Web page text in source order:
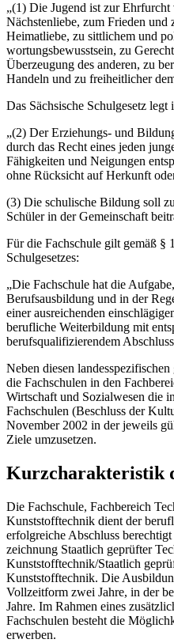
„(1) Die Jugend ist zur
Nächstenliebe, zum Frieden
Heimatliebe, zu sittlichem und
wortungsbewusstsein, zu
Überzeugung des anderen, zu
Handeln und zu freiheitlicher
Das Sächsische Schulgesetz legt
„(2) Der Erziehungs- und
durch das Recht eines jeden
Fähigkeiten und Neigungen
ohne Rücksicht auf Herkunft
(3) Die schulische Bildung soll
Schüler in der Gemeinschaft
Für die Fachschule gilt gemäß §
Schulgesetzes:
„Die Fachschule hat die
Berufsausbildung und in der
einer ausreichenden
berufliche Weiterbildung mit
berufsqualifizierendem
Neben diesen
die Fachschulen in den
Wirtschaft und Sozialwesen die
Fachschulen (Beschluss der
November 2002 in der jeweils
Ziele umzuset­zen.
Kurzcharakteristik
Die Fachschule, Fachbereich
Kunststofftechnik dient der
erfolgreiche Abschluss
zeichnung Staatlich geprüfter
Kunststofftechnik/Staatlich
Kunststofftechnik. Die
Vollzeitform zwei Jahre, in der
Jahre. Im Rahmen eines
Fachschulen besteht die
erwer­ben.